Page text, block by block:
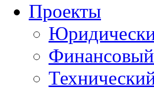
Проекты
Финансовый